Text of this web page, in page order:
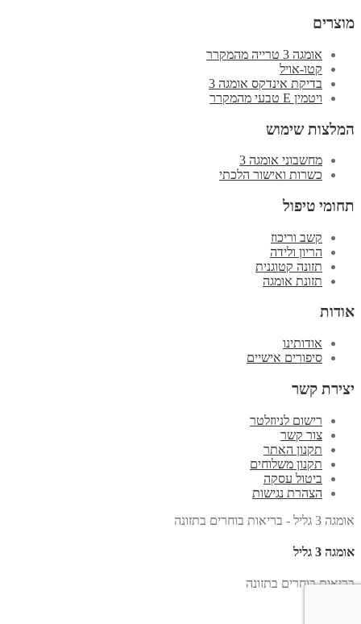
מוצרים
אומגה 3 טרייה מהמקרר
קטו-אויל
בדיקת אינדקס אומגה 3
ויטמין E טבעי מהמקרר
המלצות שימוש
מחשבוני אומגה 3
כשרות ואישור הלכתי
תחומי טיפול
קשב וריכוז
הריון ולידה
תזונה קטוגנית
תזונת אומגה
אודות
אודותינו
סיפורים אישיים
יצירת קשר
רישום לניוזלטר
צור קשר
תקנון האתר
תקנון משלוחים
ביטול עסקה
הצהרת נגישות
אומגה 3 גליל - בריאות בוחרים בתזונה
אומגה 3 גליל
בריאות בוחרים בתזונה